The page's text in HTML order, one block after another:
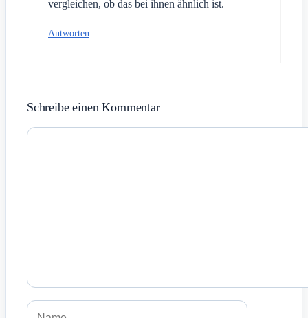
vergleichen, ob das bei ihnen ähnlich ist.
Antworten
Schreibe einen Kommentar
Kommentar
Name